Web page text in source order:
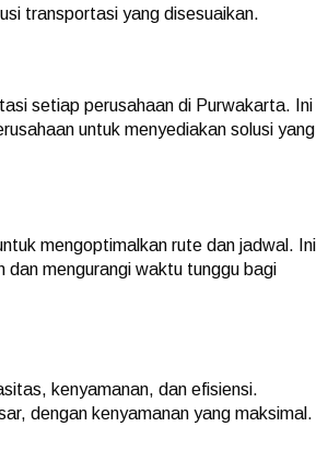
transportasi yang disesuaikan.
setiap perusahaan di Purwakarta. Ini
untuk menyediakan solusi yang
mengoptimalkan rute dan jadwal. Ini
dan mengurangi waktu tunggu bagi
kenyamanan, dan efisiensi.
dengan kenyamanan yang maksimal.